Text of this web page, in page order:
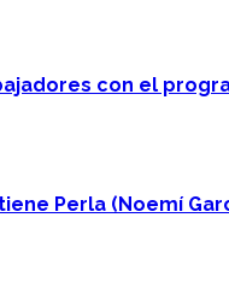
con el
Perla (Noemí